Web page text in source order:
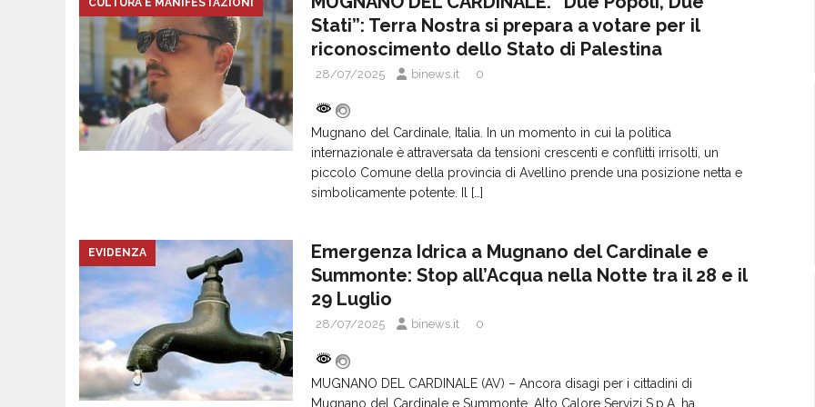
CULTURA E MANIFESTAZIONI
Stati”: Terra Nostra si prepara a votare per il
riconoscimento dello Stato di Palestina
28/07/2025 binews.it 0
Mugnano del Cardinale, Italia. In un momento in cui la politica
internazionale è attraversata da tensioni crescenti e conflitti irrisolti, un
piccolo Comune della provincia di Avellino prende una posizione netta e
simbolicamente potente. Il […]
EVIDENZA
Emergenza Idrica a Mugnano del Cardinale e
Summonte: Stop all’Acqua nella Notte tra il 28 e il
29 Luglio
28/07/2025 binews.it 0
MUGNANO DEL CARDINALE (AV) – Ancora disagi per i cittadini di
Mugnano del Cardinale e Summonte. Alto Calore Servizi S.p.A. ha